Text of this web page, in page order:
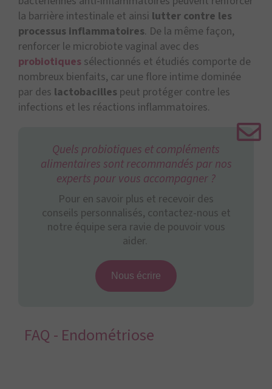
la barrière intestinale et ainsi lutter contre les
processus inflammatoires. De la même façon,
renforcer le microbiote vaginal avec des
probiotiques sélectionnés et étudiés comporte de
nombreux bienfaits, car une flore intime dominée
par des lactobacilles peut protéger contre les
infections et les réactions inflammatoires.
Quels probiotiques et compléments
alimentaires sont recommandés par nos
experts pour vous accompagner ?
Pour en savoir plus et recevoir des
conseils personnalisés, contactez-nous et
notre équipe sera ravie de pouvoir vous
aider.
Nous écrire
FAQ - Endométriose